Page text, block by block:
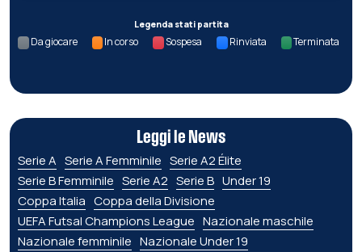
Legenda stati partita
Da giocare In corso Sospesa Rinviata Terminata
Leggi le News
Serie A Serie A Femminile Serie A2 Élite
Serie B Femminile Serie A2 Serie B Under 19
Coppa Italia Coppa della Divisione
UEFA Futsal Champions League Nazionale maschile
Nazionale femminile Nazionale Under 19